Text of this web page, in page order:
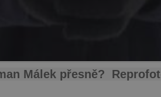
Málek přesně?